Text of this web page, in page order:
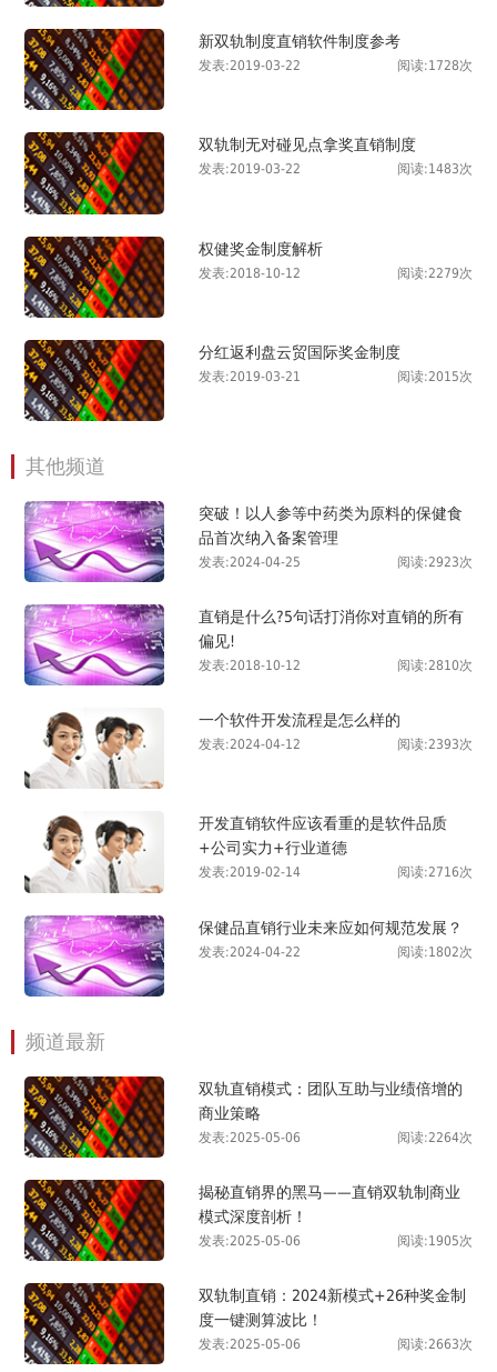
新双轨制度直销软件制度参考
发表:2019-03-22 阅读:1728次
双轨制无对碰见点拿奖直销制度
发表:2019-03-22 阅读:1483次
权健奖金制度解析
发表:2018-10-12 阅读:2279次
分红返利盘云贸国际奖金制度
发表:2019-03-21 阅读:2015次
其他频道
突破！以人参等中药类为原料的保健食
品首次纳入备案管理
发表:2024-04-25 阅读:2923次
直销是什么?5句话打消你对直销的所有
偏见!
发表:2018-10-12 阅读:2810次
一个软件开发流程是怎么样的
发表:2024-04-12 阅读:2393次
开发直销软件应该看重的是软件品质
+公司实力+行业道德
发表:2019-02-14 阅读:2716次
保健品直销行业未来应如何规范发展？
发表:2024-04-22 阅读:1802次
频道最新
双轨直销模式：团队互助与业绩倍增的
商业策略
发表:2025-05-06 阅读:2264次
揭秘直销界的黑马——直销双轨制商业
模式深度剖析！
发表:2025-05-06 阅读:1905次
双轨制直销：2024新模式+26种奖金制
度一键测算波比！
发表:2025-05-06 阅读:2663次